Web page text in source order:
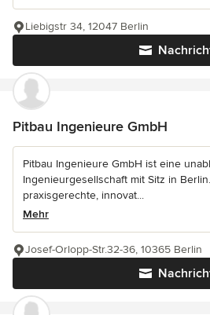
Liebigstr 34, 12047 Berlin
Pitbau Ingenieure GmbH
Pitbau Ingenieure GmbH ist eine
Ingenieurgesellschaft mit Sitz in
praxisgerechte, innovat...
Mehr
Josef-Orlopp-Str.32-36, 10365 Berlin